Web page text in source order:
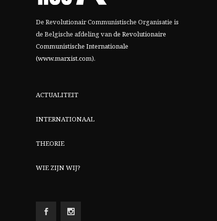
De Revolutionair Communistische Organisatie is
de Belgische afdeling vande Revolutionaire
Communistische Internationale
(www.marxist.com).
ACTUALITEIT
INTERNATIONAAL
THEORIE
WIE ZIJN WIJ?